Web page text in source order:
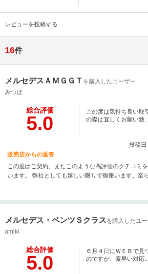
レビューを投稿する
16件
メルセデスＡＭＧＧＴ を購入したユーザー
みつば
総合評価
5.0
この度は気持ち良い取
の際は宜しくお願い致
投稿
販売店からの返答
この度はご契約、またこのような高評価のクチコミ
います。 弊社としても嬉しい限りで御座います。至
宜しくお願い申し上げます。
メルセデス・ベンツＳクラスを購入したユ
amiki
総合評価
5.0
６月４日にＷＥＢで見
のですが、素早い対応